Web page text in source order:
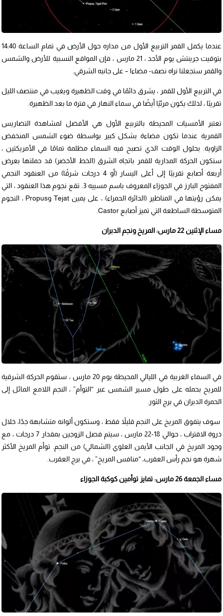
عندما يكمل القمر التربيع الأول من مداره حول الأرض في تمام الساعة 14:40
بتوقيت جرينتش يوم الأحد ، 21 مارس ، فإن المواقع النسبية للأرض والشمس
والقمر ستجعلنا نراه نصف- مضاءا – على جانبه الشرقي.
في التربيع الأول للقمر ، يشرق دائمًا في وقت الظهيرة ويغيب في منتصف الليل
تقريبًا ، لذلك يكون مرئيًا أيضًا في سماء النهار في فترة ما بعد الظهيرة.
تعتبر الأمسيات المحيطة بالتربيع الأول هي الأفضل لمشاهدة التضاريس
القمرية عندما تكون مضاءة بشكل كبير بواسطة ضوء الشمس المنخفض
الزاوية. بحلول الوقت الذي تصبح فيه السماء مظلمة تمامًا في الأمريكتين ،
ستكون الحركة المدارية للقمر باتجاه الشرق (الخط الأخضر) قد حملتها بعرض
أربعة أصابع تقريبًا إلى أعلى اليسار (أو 4 درجات شرقًا) من العنقود النجمي
المفتوح البارز في الجوزاء المعروف باسم مسييه 3. تقع نجوم هذا العنقود ، التي
يمكن رؤيتها في المناظير (الدائرة الحمراء) ، على يمين Tejat وPropus ، النجوم
المتوسطة الساطعة التي تميز أصابع Castor.
مساء الإثنين 22 مارس: المريخ ونجم الدبران
في السماء الغربية في الليالي المحيطة يوم 20 مارس ، ستقوم الحركة الشرقية
للمريخ بحمله على طول مسير الشمس عبر “التوأم” ، النجم اللامع المائل إلى
الحمرة الدبران في برج الثور.
سوف يتفوق المريخ على النجم قليلاً فقط ، وستكون ألوانه متشابهة جدًا، خلال
ذروة الاقتراب ، حوالي 18-22 مارس ، سيتم فصل الزوجين بمقدار 7 درجات ، مع
وجود المريخ في الجانب الأيمن العلوي (الشمالي) من النجم. توأم المريخ الأكثر
شهرة هو نجم رأس العقرب، “منافس المريخ” ، في برج العقرب.
مساء الجمعة 26 مارس: تمايز توأمين كوكبة الجوزاء